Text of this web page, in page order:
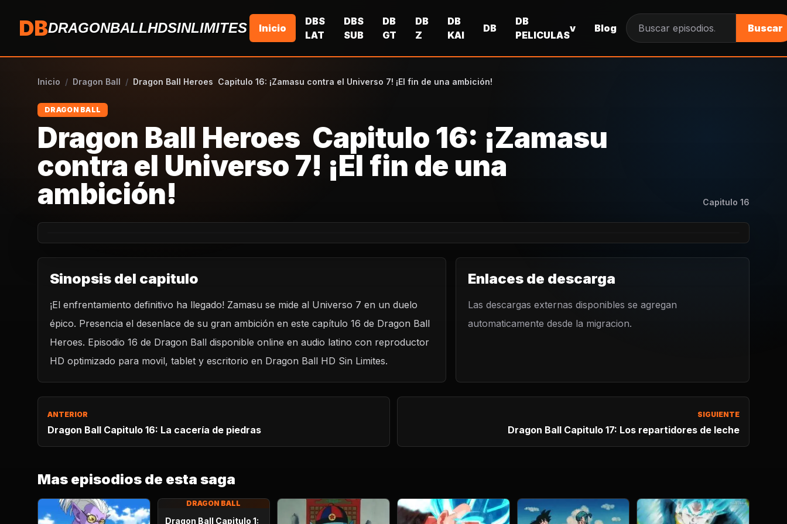
DBDRAGONBALLHDSINLIMITES Inicio
DBS
LAT
DBS
SUB
DB
GT
DB
Z
DB
KAI
DB
DB
PELICULAS
v Blog
Buscar episodios
Buscar
Inicio / Dragon Ball / Dragon Ball Heroes Capitulo 16: ¡Zamasu contra el Universo 7! ¡El fin de una ambición!
DRAGON BALL
Dragon Ball Heroes Capitulo 16: ¡Zamasu
contra el Universo 7! ¡El fin de una
ambición!
Capitulo 16
REPRODUCIR CAPITULO
Dragon Ball Heroes Capitulo 16: ¡Zamasu contra el Universo 7!
¡El fin de una ambición!
CARGAR REPRODUCTOR
Sinopsis del capitulo
¡El enfrentamiento definitivo ha llegado! Zamasu se mide al Universo 7 en un duelo
épico. Presencia el desenlace de su gran ambición en este capítulo 16 de Dragon Ball
Heroes. Episodio 16 de Dragon Ball disponible online en audio latino con reproductor
HD optimizado para movil, tablet y escritorio en Dragon Ball HD Sin Limites.
Enlaces de descarga
Las descargas externas disponibles se agregan
automaticamente desde la migracion.
ANTERIOR
Dragon Ball Capitulo 16: La cacería de piedras
SIGUIENTE
Dragon Ball Capitulo 17: Los repartidores de leche
Mas episodios de esta saga
DRAGON BALL
Dragon Ball Capitulo 1: